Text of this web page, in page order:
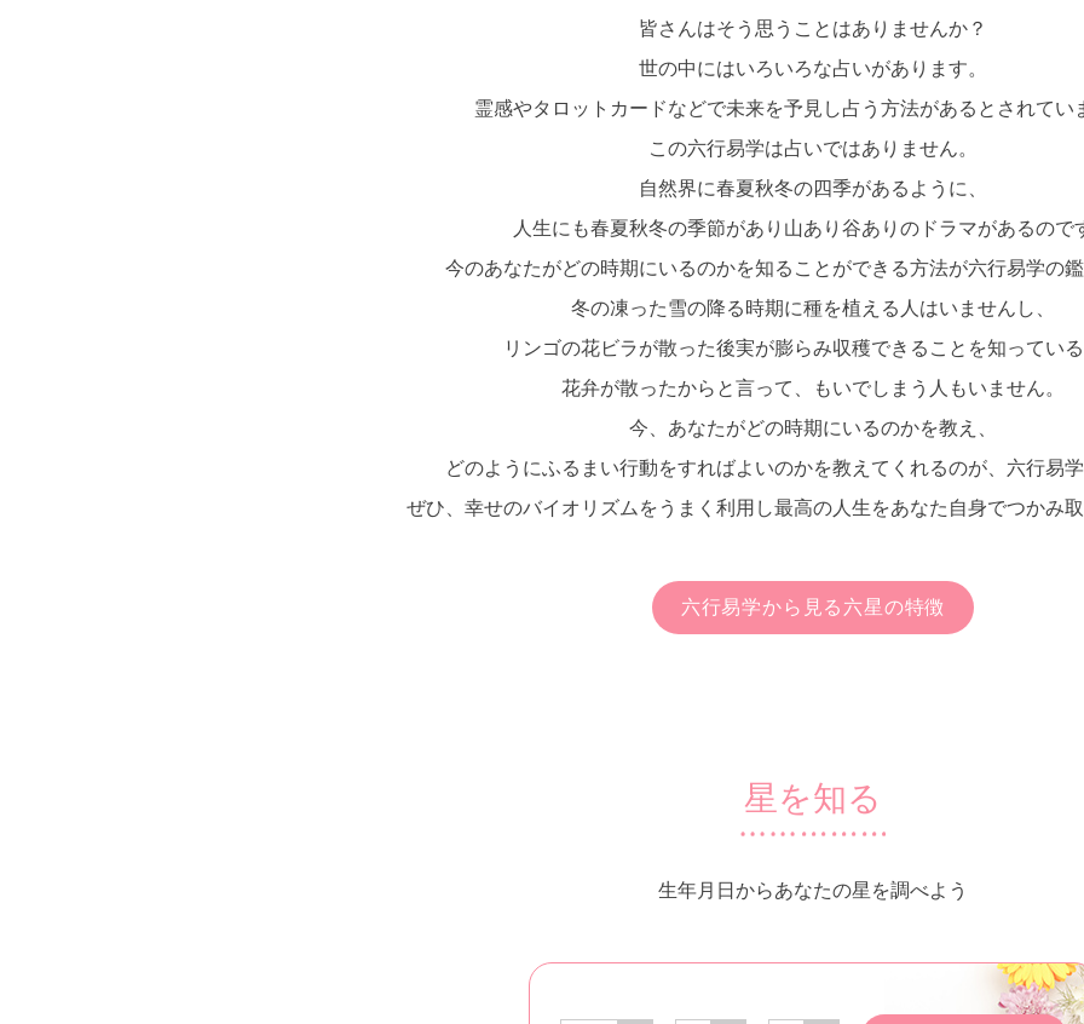
皆さんはそう思うことはありませんか？
世の中にはいろいろな占いがあります。
霊感やタロットカードなどで未来を予見し占う方法があるとされてい
この六行易学は占いではありません。
自然界に春夏秋冬の四季があるように、
人生にも春夏秋冬の季節があり山あり谷ありのドラマがあるので
今のあなたがどの時期にいるのかを知ることができる方法が六行易学の
冬の凍った雪の降る時期に種を植える人はいませんし、
リンゴの花ビラが散った後実が膨らみ収穫できることを知ってい
花弁が散ったからと言って、もいでしまう人もいません。
今、あなたがどの時期にいるのかを教え、
どのようにふるまい行動をすればよいのかを教えてくれるのが、六行易
ぜひ、幸せのバイオリズムをうまく利用し最高の人生をあなた自身でつかみ
六行易学から見る六星の特徴
星を知る
生年月日からあなたの星を調べよう